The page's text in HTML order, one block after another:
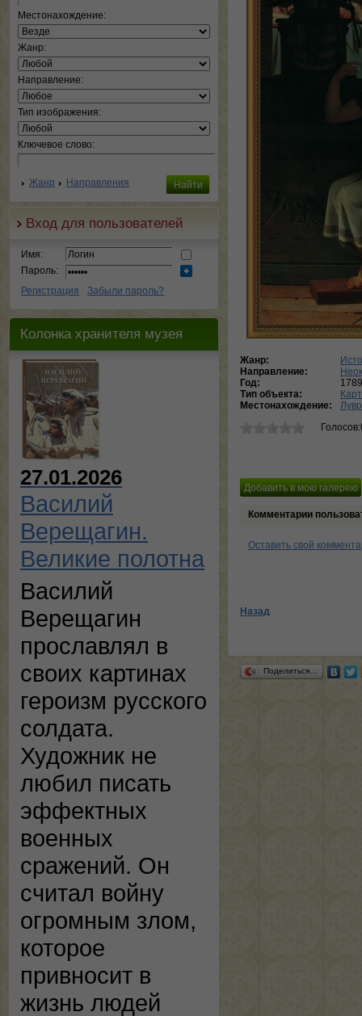
Местонахождение:
Жанр:
Направление:
Тип изображения:
Ключевое слово:
Жанр Направления
Вход для пользователей
Имя:
Пароль:
Регистрация
Забыли пароль?
Колонка хранителя музея
27.01.2026
Василий
Верещагин.
Великие полотна
Василий
Верещагин
прославлял в
своих картинах
героизм русского
солдата.
Художник не
любил писать
эффектных
военных
сражений. Он
считал войну
огромным злом,
которое
привносит в
жизнь людей
Жанр:
Направление:
Год:
1789
Тип объекта:
Местонахождение:
Комментарии
Оставить свой
Назад
Поделиться…